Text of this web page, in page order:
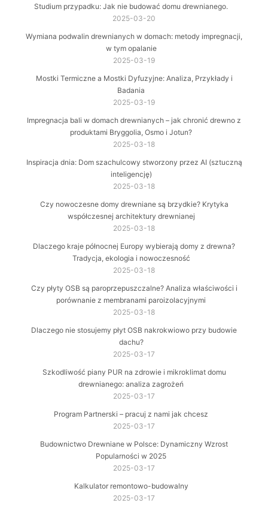
Studium przypadku: Jak nie budować domu drewnianego.
2025-03-20
Wymiana podwalin drewnianych w domach: metody impregnacji,
w tym opalanie
2025-03-19
Mostki Termiczne a Mostki Dyfuzyjne: Analiza, Przykłady i
Badania
2025-03-19
Impregnacja bali w domach drewnianych – jak chronić drewno z
produktami Bryggolia, Osmo i Jotun?
2025-03-18
Inspiracja dnia: Dom szachulcowy stworzony przez AI (sztuczną
inteligencję)
2025-03-18
Czy nowoczesne domy drewniane są brzydkie? Krytyka
współczesnej architektury drewnianej
2025-03-18
Dlaczego kraje północnej Europy wybierają domy z drewna?
Tradycja, ekologia i nowoczesność
2025-03-18
Czy płyty OSB są paroprzepuszczalne? Analiza właściwości i
porównanie z membranami paroizolacyjnymi
2025-03-18
Dlaczego nie stosujemy płyt OSB nakrokwiowo przy budowie
dachu?
2025-03-17
Szkodliwość piany PUR na zdrowie i mikroklimat domu
drewnianego: analiza zagrożeń
2025-03-17
Program Partnerski – pracuj z nami jak chcesz
2025-03-17
Budownictwo Drewniane w Polsce: Dynamiczny Wzrost
Popularności w 2025
2025-03-17
Kalkulator remontowo-budowalny
2025-03-17